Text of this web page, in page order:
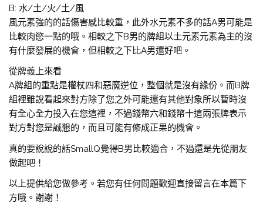
B: 水/土/火/土/風
風元素強的的話傷害感比較重，此外水元素不多的話A男可能是
比較肉慾一點的哦。相較之下B男的牌組以土元素元素為主的沒
有什麼發展的機會，但相較之下比A男還好吧。
從牌義上來看
A牌組的重點是權杖四和惡魔逆位，整個就是沒有緣份。而B牌
組裡雖說看起來對方除了您之外可能還有其他對象所以暫時沒
有全心全力投入在您這裡，不過錢幣六和錢幣十這兩張牌表示
對方對您是誠懇的，而且可能有修成正果的機會。
真的要說說的話SmallQ覺得B男比較適合，不過還是先從朋友
做起吧！
以上提供給您做參考。若您有任何問題歡迎直接留言在本篇下
方哦。謝謝！